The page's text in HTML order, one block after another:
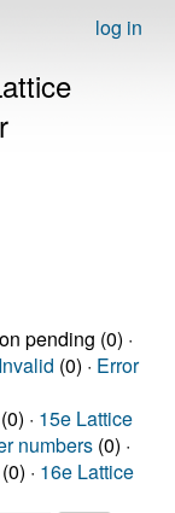
log in
pending (0) ·
Invalid (0) · Error
· 15e Lattice
numbers (0) ·
(0) · 16e Lattice